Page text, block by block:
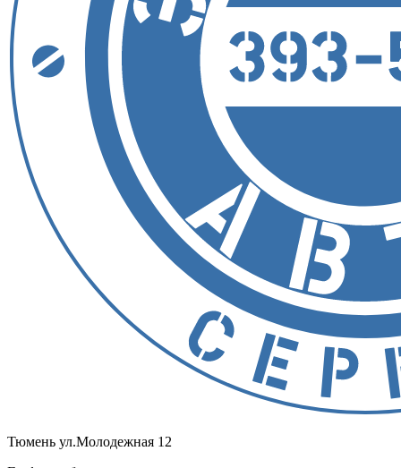
Тюмень ул.Молодежная 12